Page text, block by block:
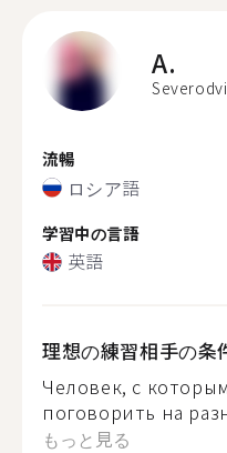
A.
流暢
ロシア語
学習中の言語
英語
理想の練習相手の条
Человек, с
поговорить на
もっと見る